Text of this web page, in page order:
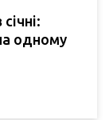
одному